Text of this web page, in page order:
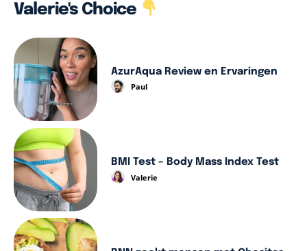
Valerie's Choice
AzurAqua Review en Ervaringen
Paul
BMI Test – Body Mass Index Test
Valerie